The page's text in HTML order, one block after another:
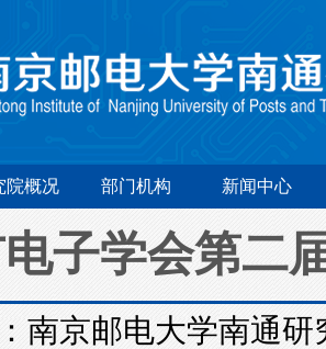
院概况 部门机构 新闻中心
子学会第二
南京邮电大学南通研